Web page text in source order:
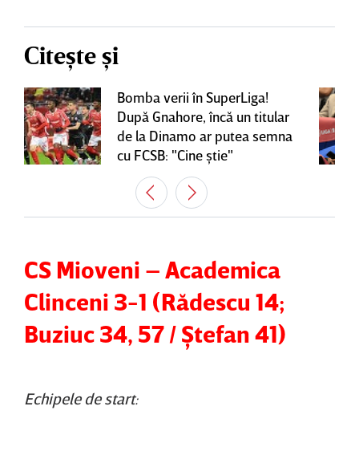
Citește și
Bomba verii în SuperLiga!
După Gnahore, încă un titular
de la Dinamo ar putea semna
cu FCSB: "Cine ştie"
CS Mioveni – Academica
Clinceni 3-1 (Rădescu 14;
Buziuc 34, 57 / Ştefan 41)
Echipele de start: